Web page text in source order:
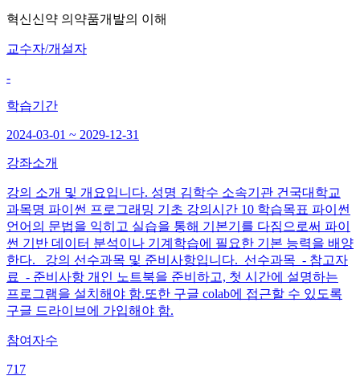
혁신신약 의약품개발의 이해
교수자/개설자
-
학습기간
2024-03-01 ~ 2029-12-31
강좌소개
강의 소개 및 개요입니다. 성명 김학수 소속기관 건국대학교
과목명 파이썬 프로그래밍 기초 강의시간 10 학습목표 파이썬
언어의 문법을 익히고 실습을 통해 기본기를 다짐으로써 파이
썬 기반 데이터 분석이나 기계학습에 필요한 기본 능력을 배양
한다. 강의 선수과목 및 준비사항입니다. 선수과목 - 참고자
료 - 준비사항 개인 노트북을 준비하고, 첫 시간에 설명하는
프로그램을 설치해야 함.또한 구글 colab에 접근할 수 있도록
구글 드라이브에 가입해야 함.
참여자수
717